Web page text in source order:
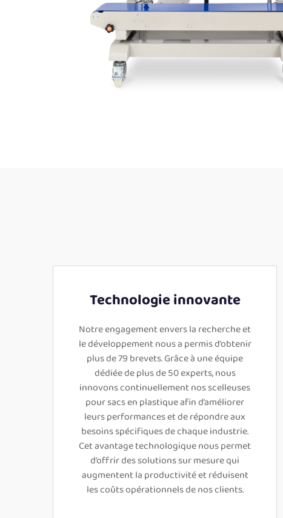
Technologie innovante
Notre engagement envers la recherche et
le développement nous a permis d’obtenir
plus de 79 brevets. Grâce à une équipe
dédiée de plus de 50 experts, nous
innovons continuellement nos scelleuses
pour sacs en plastique afin d’améliorer
leurs performances et de répondre aux
besoins spécifiques de chaque industrie.
Cet avantage technologique nous permet
d’offrir des solutions sur mesure qui
augmentent la productivité et réduisent
les coûts opérationnels de nos clients.